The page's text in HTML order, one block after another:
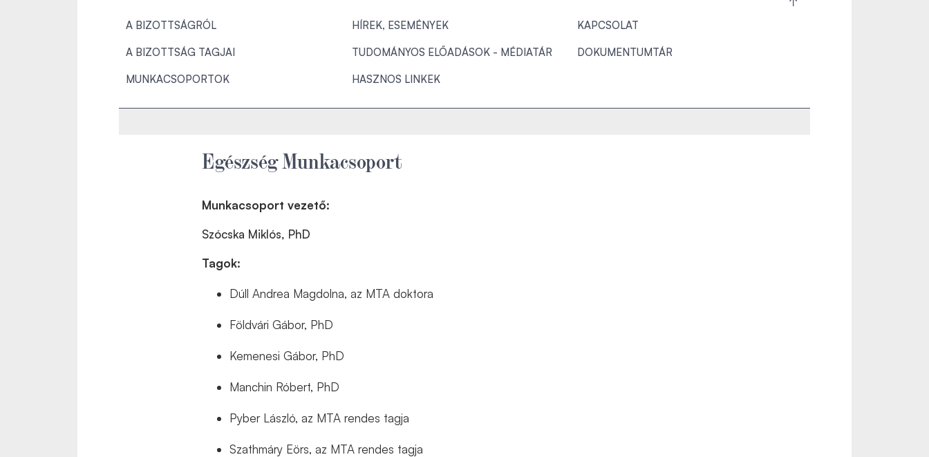
A BIZOTTSÁGRÓL
A BIZOTTSÁG TAGJAI
MUNKACSOPORTOK
HÍREK, ESEMÉNYEK
TUDOMÁNYOS ELŐADÁSOK - MÉDIATÁR
HASZNOS LINKEK
KAPCSOLAT
DOKUMENTUMTÁR
Egészség Munkacsoport
Munkacsoport vezető:
Szócska Miklós, PhD
Tagok:
Dúll Andrea Magdolna, az MTA doktora
Földvári Gábor, PhD
Kemenesi Gábor, PhD
Manchin Róbert, PhD
Pyber László, az MTA rendes tagja
Szathmáry Eörs, az MTA rendes tagja